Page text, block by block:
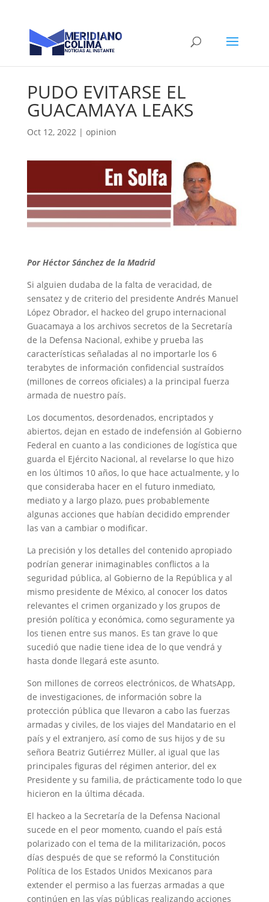
PUDO EVITARSE EL
GUACAMAYA LEAKS
Oct 12, 2022| opinion
Por Héctor Sánchez de la Madrid
Si alguien dudaba de la falta de veracidad, de
sensatez y de criterio del presidente Andrés Manuel
López Obrador, el hackeo del grupo internacional
Guacamaya a los archivos secretos de la Secretaría
de la Defensa Nacional, exhibe y prueba las
características señaladas al no importarle los 6
terabytes de información confidencial sustraídos
(millones de correos oficiales) a la principal fuerza
armada de nuestro país.
Los documentos, desordenados, encriptados y
abiertos, dejan en estado de indefensión al Gobierno
Federal en cuanto a las condiciones de logística que
guarda el Ejército Nacional, al revelarse lo que hizo
en los últimos 10 años, lo que hace actualmente, y lo
que consideraba hacer en el futuro inmediato,
mediato y a largo plazo, pues probablemente
algunas acciones que habían decidido emprender
las van a cambiar o modificar.
La precisión y los detalles del contenido apropiado
podrían generar inimaginables conflictos a la
seguridad pública, al Gobierno de la República y al
mismo presidente de México, al conocer los datos
relevantes el crimen organizado y los grupos de
presión política y económica, como seguramente ya
los tienen entre sus manos. Es tan grave lo que
sucedió que nadie tiene idea de lo que vendrá y
hasta donde llegará este asunto.
Son millones de correos electrónicos, de WhatsApp,
de investigaciones, de información sobre la
protección pública que llevaron a cabo las fuerzas
armadas y civiles, de los viajes del Mandatario en el
país y el extranjero, así como de sus hijos y de su
señora Beatriz Gutiérrez Müller, al igual que las
principales figuras del régimen anterior, del ex
Presidente y su familia, de prácticamente todo lo que
hicieron en la última década.
El hackeo a la Secretaría de la Defensa Nacional
sucede en el peor momento, cuando el país está
polarizado con el tema de la militarización, pocos
días después de que se reformó la Constitución
Política de los Estados Unidos Mexicanos para
extender el permiso a las fuerzas armadas a que
continúen en las vías públicas realizando acciones